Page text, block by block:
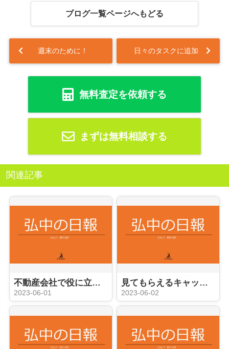
ブログ一覧ページへもどる
週末のために！ 日々のタスクに追加
無料査定を依頼する
まずは無料相談する
関連記事
不動産会社で役に立つ事務員への道
2023-06-01
見てもらえるキャッチコピーやコメント？
2023-06-02